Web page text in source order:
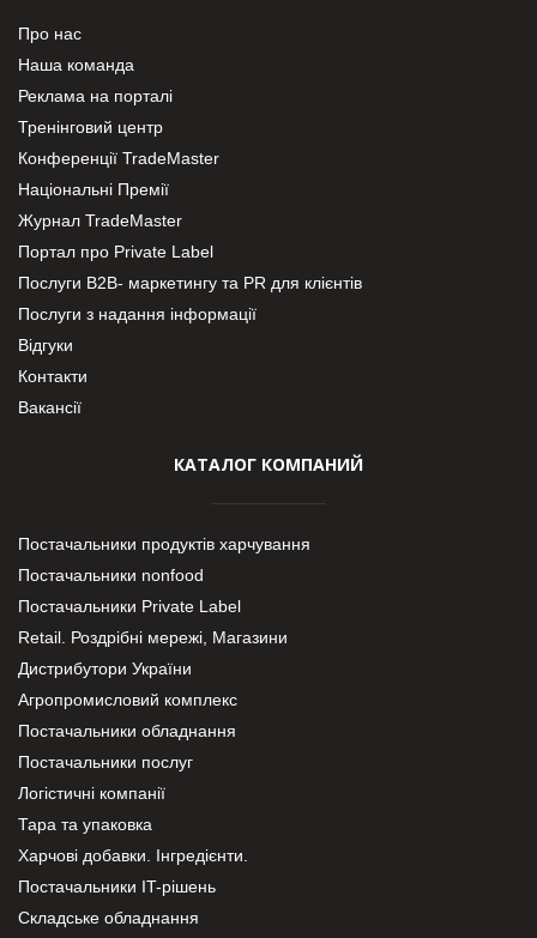
Про нас
Наша команда
Реклама на порталі
Тренінговий центр
Конференції TradeMaster
Національні Премії
Журнал TradeMaster
Портал про Private Label
Послуги В2В- маркетингу та PR для клієнтів
Послуги з надання інформації
Відгуки
Контакти
Вакансії
КАТАЛОГ КОМПАНИЙ
Постачальники продуктів харчування
Постачальники nonfood
Постачальники Private Label
Retail. Роздрібні мережі, Магазини
Дистрибутори України
Агропромисловий комплекс
Постачальники обладнання
Постачальники послуг
Логістичні компанії
Тара та упаковка
Харчові добавки. Інгредієнти.
Постачальники IT-рішень
Складське обладнання